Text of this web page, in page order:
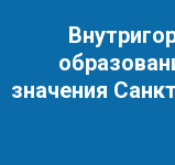
значения